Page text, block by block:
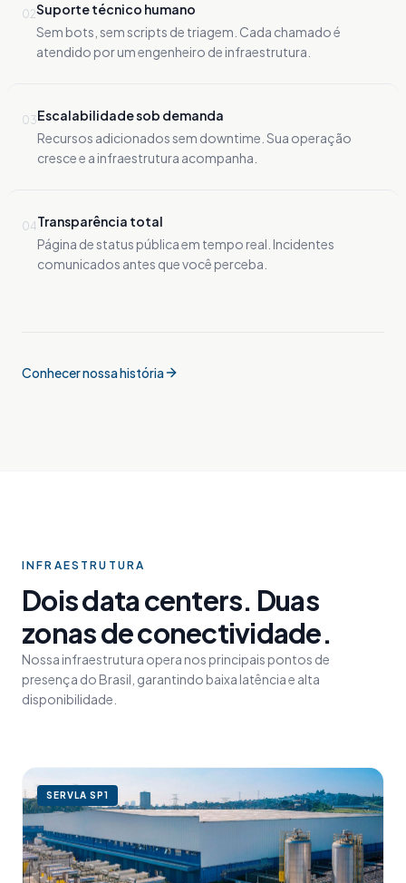
02Suporte técnico humano
Sem bots, sem scripts de triagem. Cada chamado é
atendido por um engenheiro de infraestrutura.
03Escalabilidade sob demanda
Recursos adicionados sem downtime. Sua operação
cresce e a infraestrutura acompanha.
04Transparência total
Página de status pública em tempo real. Incidentes
comunicados antes que você perceba.
Conhecer nossa história
INFRAESTRUTURA
Dois data centers. Duas
zonas de conectividade.
Nossa infraestrutura opera nos principais pontos de
presença do Brasil, garantindo baixa latência e alta
disponibilidade.
SERVLA SP1